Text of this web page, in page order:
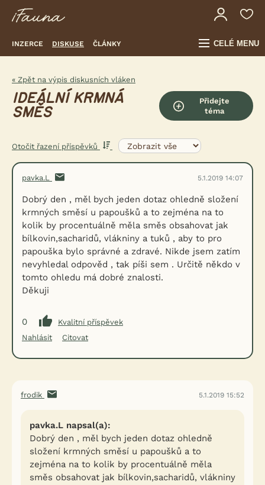
INZERCE DISKUSE ČLÁNKY CELÉ MENU
« Zpět na výpis diskusních vláken
IDEÁLNÍ KRMNÁ
SMĚS
Přidejte
téma
Otočit řazení příspěvků
pavka.L 5.1.2019 14:07
Dobrý den , měl bych jeden dotaz ohledně složení
krmných směsí u papoušků a to zejména na to
kolik by procentuálně měla směs obsahovat jak
bílkovin,sacharidů, vlákniny a tuků , aby to pro
papouška bylo správné a zdravé. Nikde jsem zatím
nevyhledal odpověd , tak píši sem . Určitě někdo v
tomto ohledu má dobré znalosti.
Děkuji
0
Kvalitní příspěvek
Nahlásit
Citovat
frodik 5.1.2019 15:52
pavka.L napsal(a):
Dobrý den , měl bych jeden dotaz ohledně
složení krmných směsí u papoušků a to
zejména na to kolik by procentuálně měla
směs obsahovat jak bílkovin,sacharidů, vlákniny